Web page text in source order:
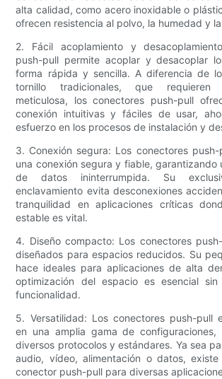
alta calidad, como acero inoxidable o
ofrecen resistencia al polvo, la humedad y
2. Fácil acoplamiento y
push-pull permite acoplar y desacoplar
forma rápida y sencilla. A diferencia de
tornillo tradicionales, que requieren
meticulosa, los conectores push-pull
conexión intuitivas y fáciles de usar,
esfuerzo en los procesos de instalación y
3. Conexión segura: Los conectores push-
una conexión segura y fiable, garantizando
de datos ininterrumpida. Su
enclavamiento evita desconexiones
tranquilidad en aplicaciones críticas
estable es vital.
4. Diseño compacto: Los conectores
diseñados para espacios reducidos. Su
hace ideales para aplicaciones de alta
optimización del espacio es esencial sin
funcionalidad.
5. Versatilidad: Los conectores push-pull
en una amplia gama de configuraciones,
diversos protocolos y estándares. Ya sea
audio, vídeo, alimentación o datos,
conector push-pull para diversas